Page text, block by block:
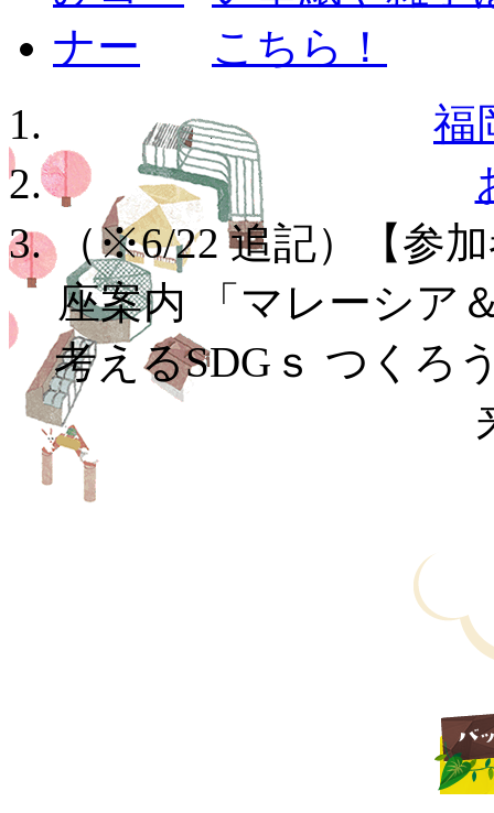
福
（※6/22 追記）【参
座案内 「マレーシア
考えるSDGｓ つくろ